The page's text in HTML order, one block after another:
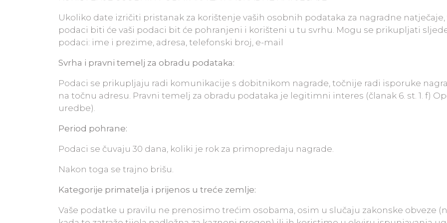
Ukoliko date izričiti pristanak za korištenje vaših osobnih podataka za nagradne natječaje,
podaci biti će vaši podaci bit će pohranjeni i korišteni u tu svrhu. Mogu se prikupljati
podaci: ime i prezime, adresa, telefonski broj, e-mail
Svrha i pravni temelj za obradu podataka:
Podaci se prikupljaju radi komunikacije s dobitnikom nagrade, točnije radi isporuke
na točnu adresu. Pravni temelj za obradu podataka je legitimni interes (članak 6. st. 1. f)
uredbe).
Period pohrane:
Podaci se čuvaju 30 dana, koliki je rok za primopredaju nagrade.
Nakon toga se trajno brišu.
Kategorije primatelja i prijenos u treće zemlje:
Vaše podatke u pravilu ne prenosimo trećim osobama, osim u slučaju zakonske obveze